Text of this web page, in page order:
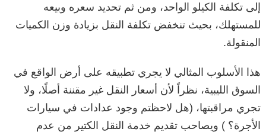
إلى تكلفة الكيلو الواحد، ومن ثم تحديد سعره وبيعه
للمستهلك، بحيث تنخفض تكلفة النقل بزيادة وزن الكميات
المنقولة.
هذا الأسلوب المثالي لا يجري تطبيقه على أرض الواقع في
السوق الليبية، نظراً لأن أسعار النقل غير مقننة أصلًا، ولا
تجري مراقبتها، (هل لاحظتم وجود عدادات في سيارات
الأجرة؟ ) ويصاحب تقديم خدمة النقل الكتير من عدم